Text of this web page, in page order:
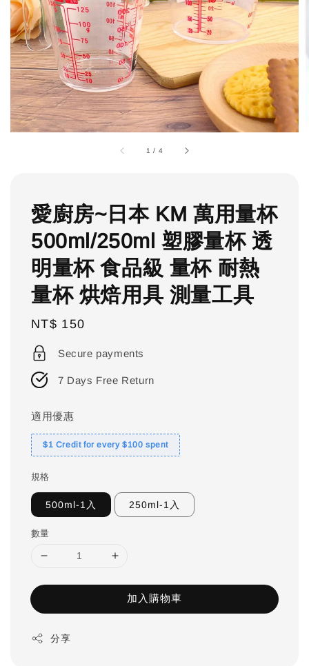
1 / 4
愛廚房~日本 KM 萬用量杯
500ml/250ml 塑膠量杯 透
明量杯 食品級 量杯 耐熱
量杯 烘焙用具 測量工具
Regular
price
NT$ 150
Secure payments
7 Days Free Return
適用優惠
$1 Credit for every $100 spent
規格
500ml-1入 250ml-1入
數量
加入購物車
分享